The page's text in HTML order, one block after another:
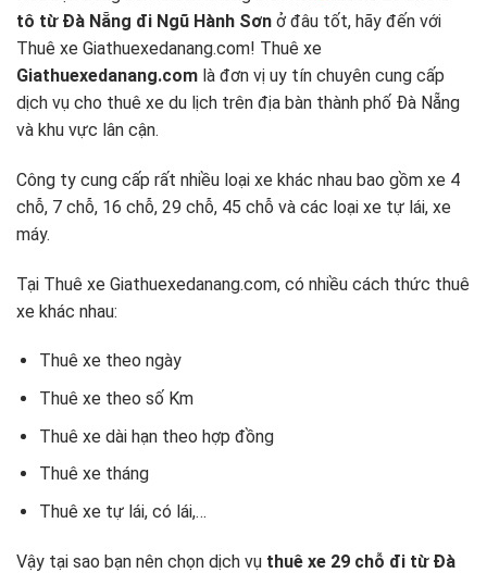
tô từ Đà Nẵng đi Ngũ Hành Sơn ở đâu tốt, hãy đến với
Thuê xe Giathuexedanang.com! Thuê xe
Giathuexedanang.com là đơn vị uy tín chuyên cung cấp
dịch vụ cho thuê xe du lịch trên địa bàn thành phố Đà Nẵng
và khu vực lân cận.
Công ty cung cấp rất nhiều loại xe khác nhau bao gồm xe 4
chỗ, 7 chỗ, 16 chỗ, 29 chỗ, 45 chỗ và các loại xe tự lái, xe
máy.
Tại Thuê xe Giathuexedanang.com, có nhiều cách thức thuê
xe khác nhau:
Thuê xe theo ngày
Thuê xe theo số Km
Thuê xe dài hạn theo hợp đồng
Thuê xe tháng
Thuê xe tự lái, có lái,…
Vậy tại sao bạn nên chọn dịch vụ thuê xe 29 chỗ đi từ Đà